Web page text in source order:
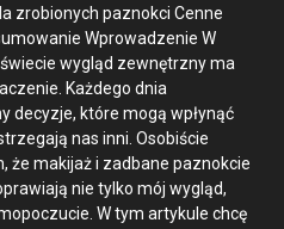
zrobionych paznokci Cenne
Wprowadzenie W
wygląd zewnętrzny ma
Każdego dnia
decyzje, które mogą wpłynąć
nas inni. Osobiście
że makijaż i zadbane paznokcie
nie tylko mój wygląd,
W tym artykule chcę